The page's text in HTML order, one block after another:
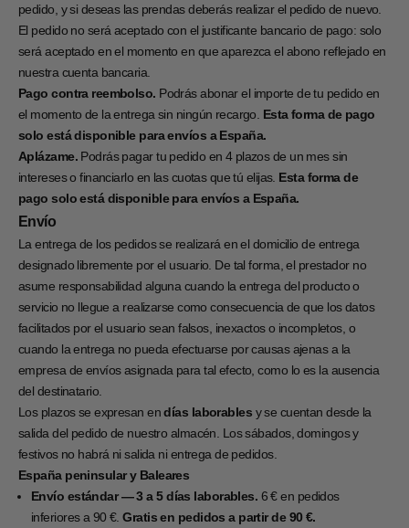
pedido, y si deseas las prendas deberás realizar el pedido de nuevo.
El pedido no será aceptado con el justificante bancario de pago: solo
será aceptado en el momento en que aparezca el abono reflejado en
nuestra cuenta bancaria.
Pago contra reembolso. Podrás abonar el importe de tu pedido en
el momento de la entrega sin ningún recargo. Esta forma de pago
solo está disponible para envíos a España.
Aplázame.Podrás pagar tu pedido en 4 plazos de un mes sin
intereses o financiarlo en las cuotas que tú elijas. Esta forma de
pago solo está disponible para envíos a España.
Envío
La entrega de los pedidos se realizará en el domicilio de entrega
designado libremente por el usuario. De tal forma, el prestador no
asume responsabilidad alguna cuando la entrega del producto o
servicio no llegue a realizarse como consecuencia de que los datos
facilitados por el usuario sean falsos, inexactos o incompletos, o
cuando la entrega no pueda efectuarse por causas ajenas a la
empresa de envíos asignada para tal efecto, como lo es la ausencia
del destinatario.
Los plazos se expresan endías laborables y se cuentan desde la
salida del pedido de nuestro almacén. Los sábados, domingos y
festivos no habrá ni salida ni entrega de pedidos.
España peninsular y Baleares
Envío estándar — 3 a 5 días laborables. 6 € en pedidos
inferiores a 90 €.Gratis en pedidos a partir de 90 €.